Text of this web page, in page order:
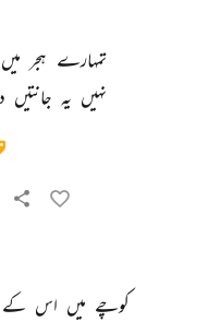
تمہارے ہجر میں
نہیں یہ جانتیں
کوچے میں اس کے